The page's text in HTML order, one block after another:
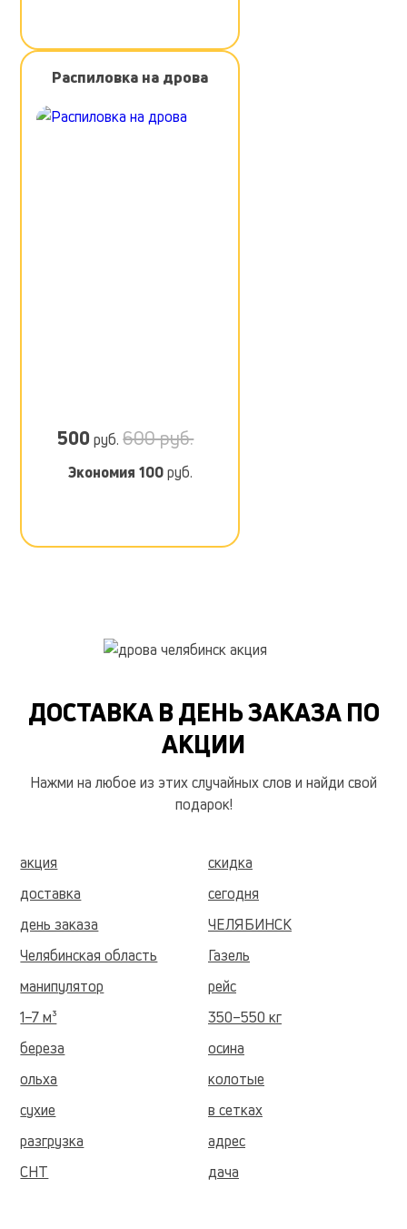
Распиловка на дрова
500 руб.600 руб.
Экономия 100руб.
ДОСТАВКА В ДЕНЬ ЗАКАЗА ПО
АКЦИИ
Нажми на любое из этих случайных слов и найди свой
подарок!
акция
скидка
доставка
сегодня
день заказа
ЧЕЛЯБИНСК
Челябинская область
Газель
манипулятор
рейс
1–7 м³
350–550 кг
береза
осина
ольха
колотые
сухие
в сетках
разгрузка
адрес
СНТ
дача